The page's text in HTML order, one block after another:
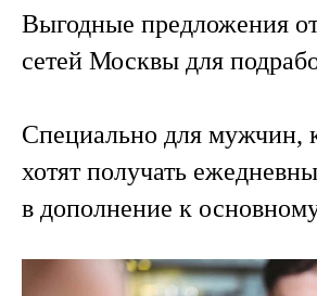
Выгодные предложения
сетей Москвы для
Специально для мужчин,
хотят получать
в дополнение к